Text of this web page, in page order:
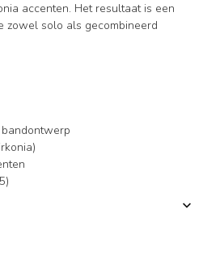
accenten. Het resultaat is een
zowel solo als gecombineerd